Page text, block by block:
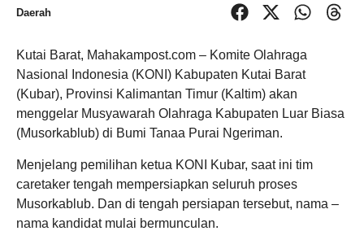
Daerah
Kutai Barat, Mahakampost.com – Komite Olahraga
Nasional Indonesia (KONI) Kabupaten Kutai Barat
(Kubar), Provinsi Kalimantan Timur (Kaltim) akan
menggelar Musyawarah Olahraga Kabupaten Luar Biasa
(Musorkablub) di Bumi Tanaa Purai Ngeriman.
Menjelang pemilihan ketua KONI Kubar, saat ini tim
caretaker tengah mempersiapkan seluruh proses
Musorkablub. Dan di tengah persiapan tersebut, nama –
nama kandidat mulai bermunculan.